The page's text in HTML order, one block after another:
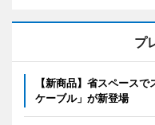
プ
【新商品】省スペース
ケーブル」が新登場